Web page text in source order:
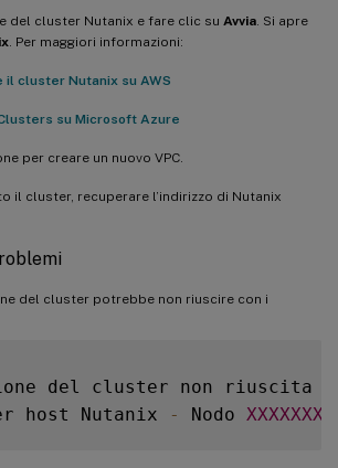
storageAccounts/read
storageAccounts/
subscriptions/
tags/delete
providers/read
sshPublicKeys/read
sshPublicKeys/delete
del cluster Nutanix e fare clic su Avvia . Si apre
. Per maggiori informazioni:
il cluster Nutanix su AWS
su Microsoft Azure
per creare un nuovo VPC.
il cluster, recuperare l’indirizzo di Nutanix
del cluster potrebbe non riuscire con i
del cluster non riuscita
host Nutanix - Nodo